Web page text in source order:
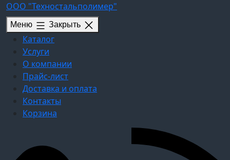
Перейти
содержимому
ООО "Техностальполимер"
Меню Закрыть
Каталог
Услуги
О компании
Прайс-лист
Доставка и оплата
Контакты
Корзина